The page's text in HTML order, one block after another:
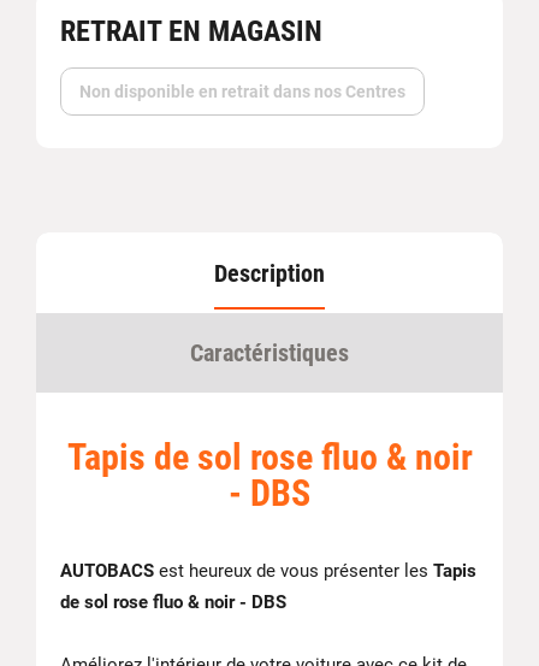
RETRAIT EN MAGASIN
Non disponible en retrait dans nos Centres
Description
Caractéristiques
Tapis de sol rose fluo & noir
- DBS
AUTOBACS est heureux de vous présenter les Tapis
de sol rose fluo & noir - DBS